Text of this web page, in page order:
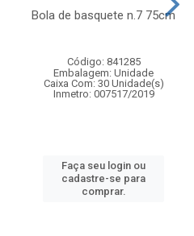
Bola de basquete n.7 75cm
Código: 841285
Embalagem: Unidade
Caixa Com: 30 Unidade(s)
Inmetro: 007517/2019
Faça seu login ou
cadastre-se para
comprar.